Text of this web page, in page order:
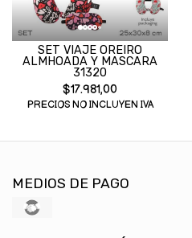
SET VIAJE OREIRO
ALMHOADA Y MASCARA
31320
$17.981,00
PRECIOS NO INCLUYEN IVA
MEDIOS DE PAGO